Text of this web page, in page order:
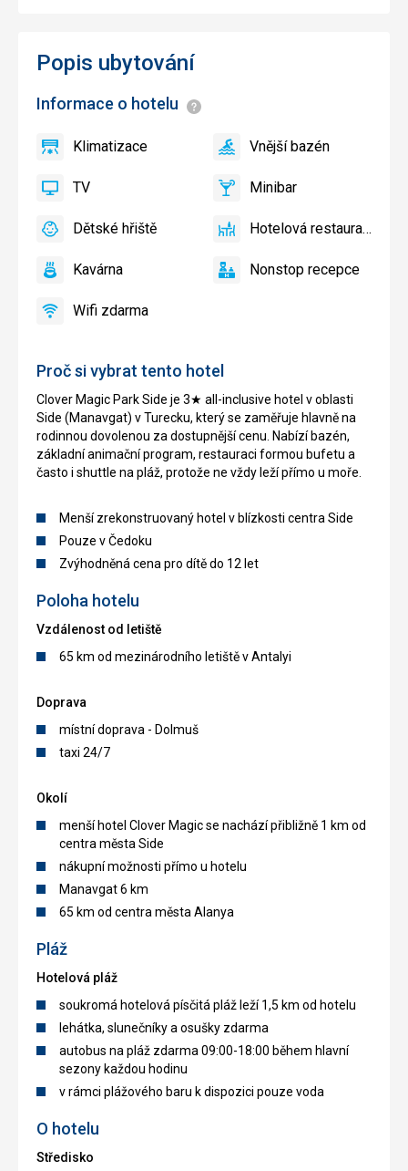
Proč si vybrat tento hotel
Clover Magic Park Side je 3★ all-inclusive hotel v oblasti
Side (Manavgat) v Turecku, který se zaměřuje hlavně na
rodinnou dovolenou za dostupnější cenu. Nabízí bazén,
základní animační program, restauraci formou bufetu a
často i shuttle na pláž, protože ne vždy leží přímo u moře.
Menší zrekonstruovaný hotel v blízkosti centra Side
Pouze v Čedoku
Zvýhodněná cena pro dítě do 12 let
Poloha hotelu
Vzdálenost od letiště
65 km od mezinárodního letiště v Antalyi
Doprava
místní doprava - Dolmuš
taxi 24/7
Okolí
menší hotel Clover Magic se nachází přibližně 1 km od
centra města Side
nákupní možnosti přímo u hotelu
Manavgat 6 km
65 km od centra města Alanya
Pláž
Hotelová pláž
soukromá hotelová písčitá pláž leží 1,5 km od hotelu
lehátka, slunečníky a osušky zdarma
autobus na pláž zdarma 09:00-18:00 během hlavní
sezony každou hodinu
v rámci plážového baru k dispozici pouze voda
O hotelu
Středisko
Popis ubytování
Informace o hotelu Informace
Klimatizace
Klimatizace
ano
VnějšíVnější bazén
ano
TV TV
ano MinibarMinibar
ano
Dětské
Dětský
Dětské hřiště
ano
Hotelová
Hotelová restaurace
ano
KavárnaKavárna
ano
NonstopNonstop recepce
ano
Wifi
Wifi zdarma
ano